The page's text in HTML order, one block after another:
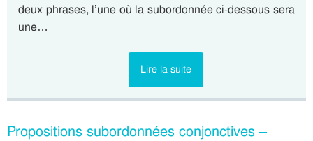
deux phrases, l’une où la subordonnée ci-dessous sera
une…
Lire la suite
Propositions subordonnées conjonctives –